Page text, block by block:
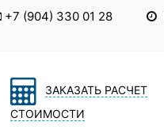
+7 (904) 330 01 28
ЗАКАЗАТЬ РАСЧЕТ
СТОИМОСТИ